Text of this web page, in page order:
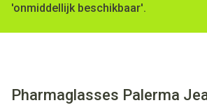
'onmiddellijk beschikbaar'.
Pharmaglasses Palerma